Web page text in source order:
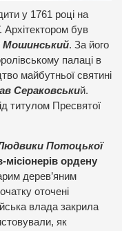
у 1761 році на
. Архітектором був
Мошинський. За його
палаці в
майбутньої святині
Сераковський.
титулом Пресвятої
Потоцької
місіонерів ордену
дерев’яним
оточені
влада закрила
як